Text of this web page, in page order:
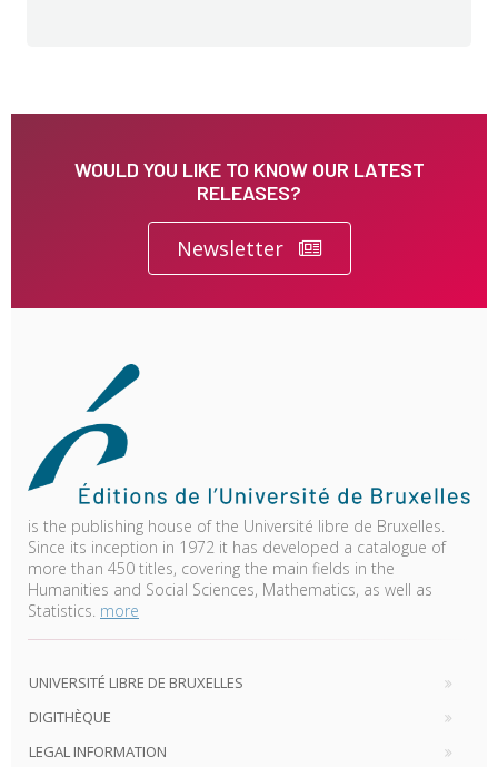
WOULD YOU LIKE TO KNOW OUR LATEST
RELEASES?
Newsletter
is the publishing house of the Université libre de Bruxelles.
Since its inception in 1972 it has developed a catalogue of
more than 450 titles, covering the main fields in the
Humanities and Social Sciences, Mathematics, as well as
Statistics. more
UNIVERSITÉ LIBRE DE BRUXELLES
DIGITHÈQUE
LEGAL INFORMATION